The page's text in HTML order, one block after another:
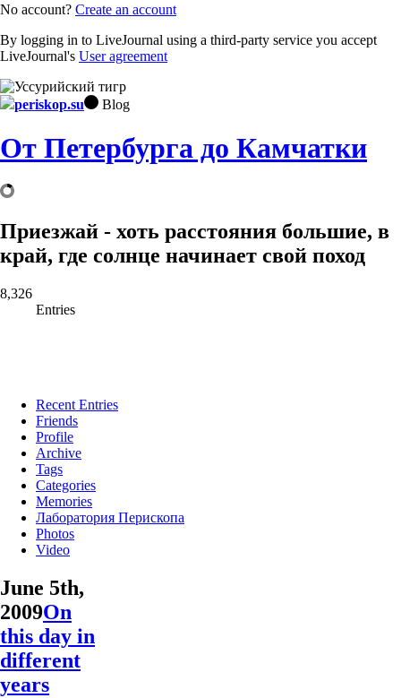
No account? Create an account
By logging in to LiveJournal using a third-party service you accept
LiveJournal's User agreement
periskop.su Blog
От Петербурга до Камчатки
Приезжай - хоть расстояния большие, в
край, где солнце начинает свой поход
8,326
Entries
Recent Entries
Friends
Profile
Archive
Tags
Categories
Memories
Лаборатория Перископа
Photos
Video
June 5th,
2009On
this day in
different
years